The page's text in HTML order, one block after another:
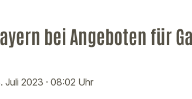
bei Angeboten für
Juli 2023 · 08:02 Uhr